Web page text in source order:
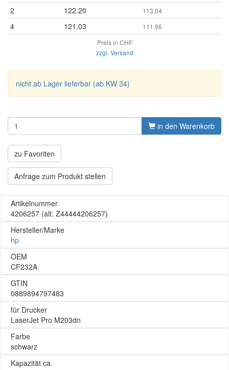
2 122.20 113.04
4 121.03
111.96
Preis in CHF
zzgl. Versand
nicht ab Lager lieferbar (ab KW 34)
in den Warenkorb
zu Favoriten
Anfrage zum Produkt stellen
Artikelnummer
4206257 (alt: Z44444206257)
Hersteller/Marke
hp
OEM
CF232A
GTIN
0889894797483
für Drucker
LaserJet Pro M203dn
Farbe
schwarz
Kapazität ca.